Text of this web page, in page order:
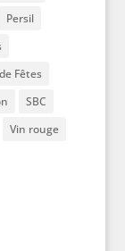
Persil
Fêtes
SBC
Vin rouge